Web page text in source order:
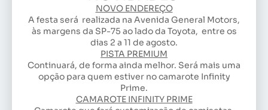
NOVO ENDEREÇO
A festa será realizada na Avenida General Motors,
às margens da SP-75 ao lado da Toyota, entre os
dias 2 a 11 de agosto.
PISTA PREMIUM
Continuará, de forma ainda melhor. Será mais uma
opção para quem estiver no camarote Infinity
Prime.
CAMAROTE INFINITY PRIME